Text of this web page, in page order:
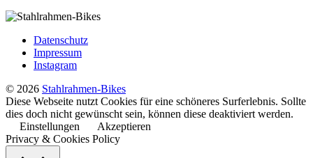
Datenschutz
Impressum
Instagram
© 2026 Stahlrahmen-Bikes
Diese Webseite nutzt Cookies für eine schöneres Surferlebnis. Sollte
dies doch nicht gewünscht sein, können diese deaktiviert werden.
Einstellungen
Akzeptieren
Privacy & Cookies Policy